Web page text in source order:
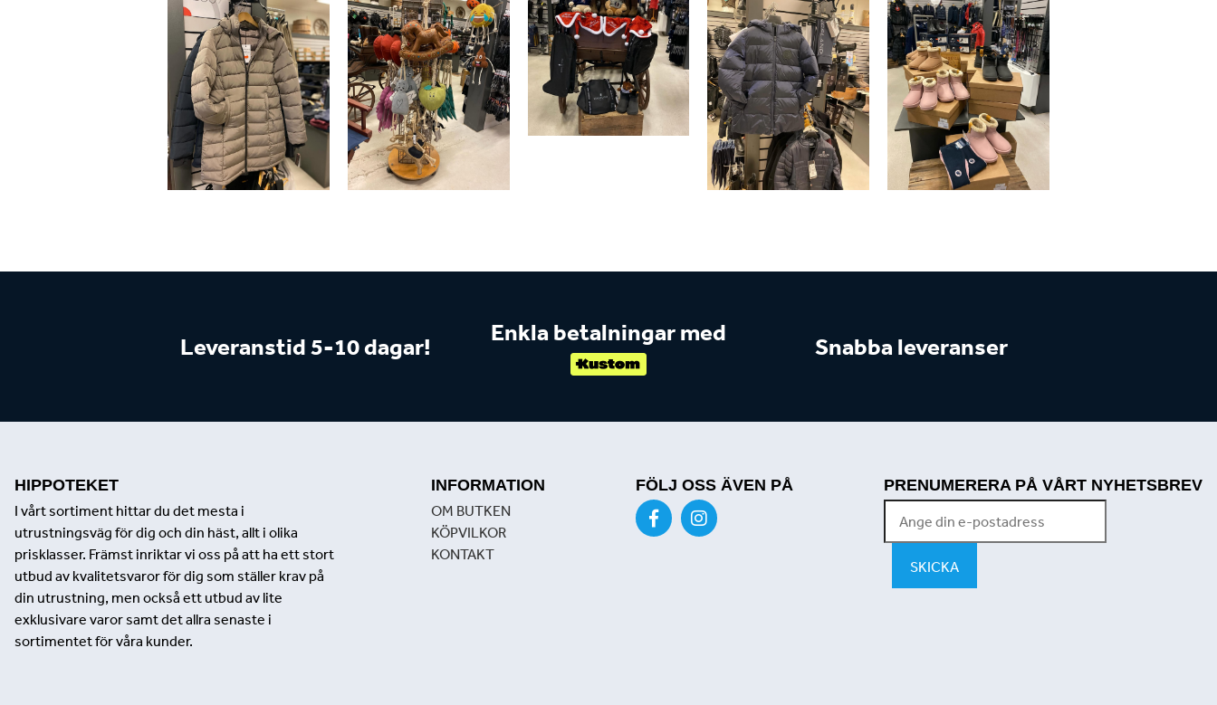
Leveranstid 5-10 dagar!
Enkla betalningar med
Snabba leveranser
HIPPOTEKET
I vårt sortiment hittar du det mesta i
utrustningsväg för dig och din häst, allt i olika
prisklasser. Främst inriktar vi oss på att ha ett stort
utbud av kvalitetsvaror för dig som ställer krav på
din utrustning, men också ett utbud av lite
exklusivare varor samt det allra senaste i
sortimentet för våra kunder.
INFORMATION
OM BUTKEN
KÖPVILKOR
KONTAKT
FÖLJ OSS ÄVEN PÅ PRENUMERERA PÅ VÅRT NYHETSBREV